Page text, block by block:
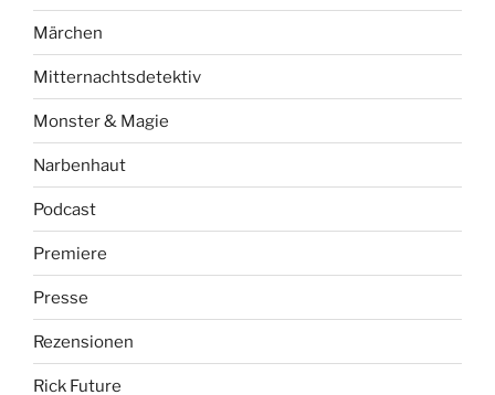
Märchen
Mitternachtsdetektiv
Monster & Magie
Narbenhaut
Podcast
Premiere
Presse
Rezensionen
Rick Future